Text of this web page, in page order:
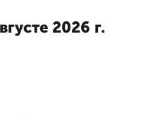
2026 г.